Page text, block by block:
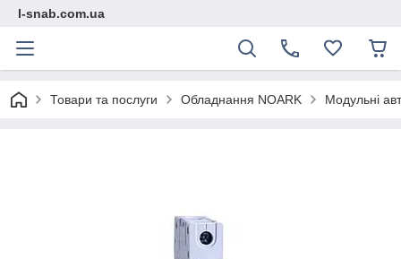
l-snab.com.ua
Товари та послуги Обладнання NOARK Модульні